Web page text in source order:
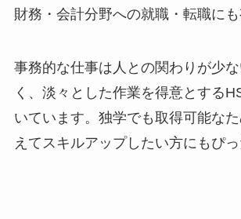
財務・会計分野への就職・転職にも
事務的な仕事は人との関わりが少
く、淡々とした作業を得意とする
いています。独学でも取得可能な
えてスキルアップしたい方にもぴっ